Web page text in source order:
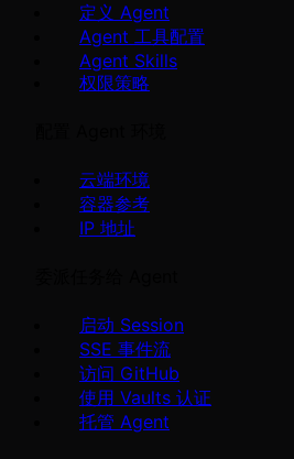
定义 Agent
Agent 工具配置
Agent Skills
权限策略
云端环境
容器参考
IP 地址
启动 Session
SSE 事件流
访问 GitHub
使用 Vaults 认证
托管 Agent